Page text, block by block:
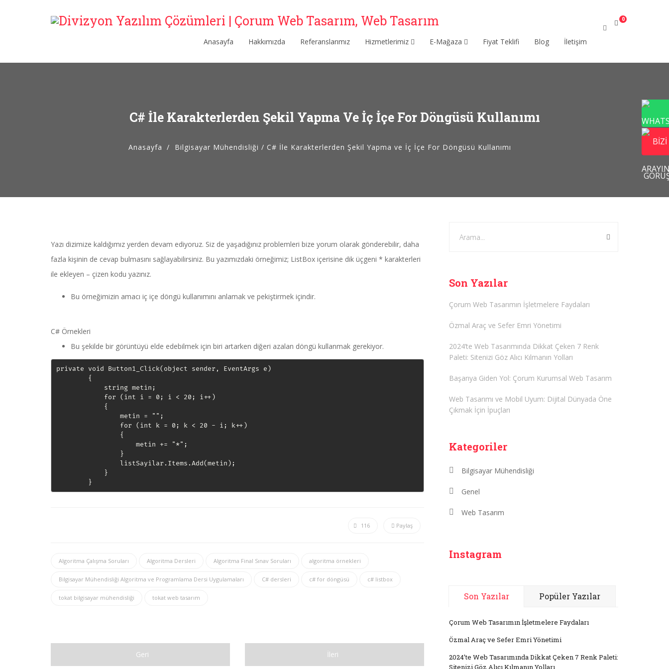
0
Anasayfa Hakkımızda Referanslarımız Hizmetlerimiz E-Mağaza Fiyat Teklifi Blog İletişim
C# İle Karakterlerden Şekil Yapma Ve İç İçe For Döngüsü Kullanımı
Anasayfa Bilgisayar Mühendisliği / C# İle Karakterlerden Şekil Yapma ve İç İçe For Döngüsü Kullanımı
Yazı dizimize kaldığımız yerden devam ediyoruz. Siz de yaşadığınız problemleri bize yorum olarak gönderebilir, daha
fazla kişinin de cevap bulmasını sağlayabilirsiniz. Bu yazımızdaki örneğimiz; ListBox içerisine dik üçgeni * karakterleri
ile ekleyen – çizen kodu yazınız.
Bu örneğimizin amacı iç içe döngü kullanımını anlamak ve pekiştirmek içindir.
C# Örnekleri
Bu şekilde bir görüntüyü elde edebilmek için biri artarken diğeri azalan döngü kullanmak gerekiyor.
private void Button1_Click(object sender, EventArgs e)
        {
            string metin;
            for (int i = 0; i < 20; i++)
            {
                metin = "";
                for (int k = 0; k < 20 - i; k++)
                {
                    metin += "*";
                }
                listSayilar.Items.Add(metin);
            }
116 Paylaş
Algoritma Çalışma Soruları Algoritma Dersleri Algoritma Final Sınav Soruları algoritma örnekleri
Bilgisayar Mühendisliği Algoritma ve Programlama Dersi Uygulamaları C# dersleri c# for döngüsü c# listbox
tokat bilgisayar mühendisliği tokat web tasarım
Geri İleri
Son Yazılar
Çorum Web Tasarımın İşletmelere Faydaları
Özmal Araç ve Sefer Emri Yönetimi
2024’te Web Tasarımında Dikkat Çeken 7 Renk
Paleti: Sitenizi Göz Alıcı Kılmanın Yolları
Başarıya Giden Yol: Çorum Kurumsal Web Tasarım
Web Tasarımı ve Mobil Uyum: Dijital Dünyada Öne
Çıkmak İçin İpuçları
Kategoriler
Bilgisayar Mühendisliği
Genel
Web Tasarım
Instagram
Son Yazılar Popüler Yazılar
Çorum Web Tasarımın İşletmelere Faydaları
Özmal Araç ve Sefer Emri Yönetimi
2024’te Web Tasarımında Dikkat Çeken 7 Renk Paleti:
Sitenizi Göz Alıcı Kılmanın Yolları